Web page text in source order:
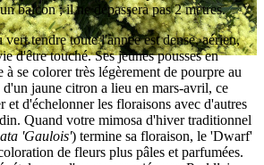
balcon ; il ne dépassera pas 2 mètres.
tendre toute l'année est dense, aérien,
d'être touché. Ses jeunes pousses en
à se colorer très légèrement de pourpre au
jaune citron a lieu en mars-avril, ce
et d'échelonner les floraisons avec d'autres
Quand votre mimosa d'hiver traditionnel
'Gaulois') termine sa floraison, le 'Dwarf'
de fleurs plus pâles et parfumées.